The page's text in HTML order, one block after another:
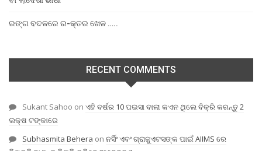
ରଙ୍ଗ ବଦଳରେ ର-କ୍ତର ଖେଳ …..
RECENT COMMENTS
Sukant Sahoo on ଏହି ବର୍ଷର 10 ପଇସା ବାଲା କଏନ ଥିଲେ ବିକ୍ରି କରନ୍ତୁ 2
ଲକ୍ଷ ଟଙ୍କାରେ
Subhasmita Behera on ନର୍ସିଂ ଏବଂ ଗ୍ରାଜୁଏଟସଙ୍କ ପାଇଁ AIIMS ରେ